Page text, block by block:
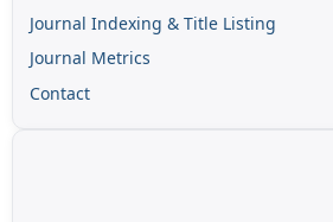
Journal Indexing & Title Listing
Journal Metrics
Contact